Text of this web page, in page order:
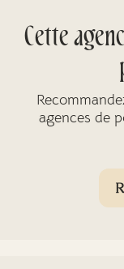
Cette
agences de